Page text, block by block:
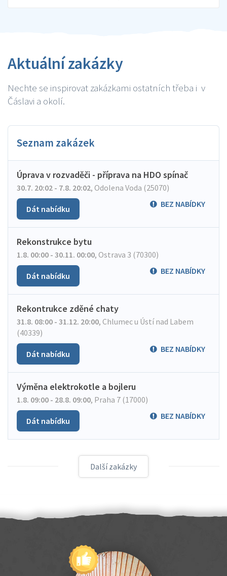
Aktuální zakázky
Nechte se inspirovat zakázkami ostatních třeba i v
Čáslavi a okolí.
Seznam zakázek
Úprava v rozvaděči - příprava na HDO spínač
30.7. 20:02 - 7.8. 20:02, Odolena Voda (25070)
BEZ NABÍDKY
Dát nabídku
Rekonstrukce bytu
1.8. 00:00 - 30.11. 00:00, Ostrava 3 (70300)
BEZ NABÍDKY
Dát nabídku
Rekontrukce zděné chaty
31.8. 08:00 - 31.12. 20:00, Chlumec u Ústí nad Labem
(40339)
BEZ NABÍDKY
Dát nabídku
Výměna elektrokotle a bojleru
1.8. 09:00 - 28.8. 09:00, Praha 7 (17000)
BEZ NABÍDKY
Dát nabídku
Další zakázky